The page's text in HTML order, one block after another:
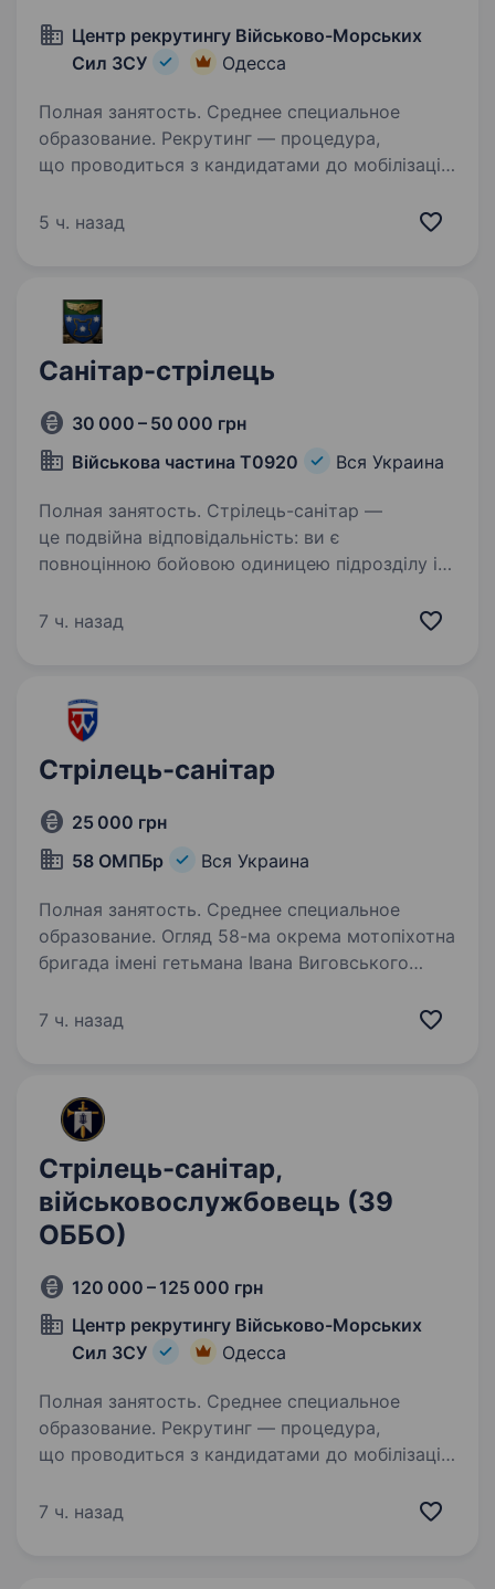
Центр рекрутингу Військово-Морських
Сил ЗСУ
Одесса
Полная занятость. Среднее специальное
образование. Рекрутинг — процедура,
що проводиться з кандидатами до мобілізації!
можливість обрати місце служби та отримати
5 ч. назад
Санітар-стрілець
30 000 – 50 000 грн
Військова частина Т0920
Вся Украина
Полная занятость. Стрілець-санітар —
це подвійна відповідальність: ви є
повноцінною бойовою одиницею підрозділу і
побратимам у разі поранення. Вимоги:
7 ч. назад
Стрілець-санітар
25 000 грн
58 ОМПБр
Вся Украина
Полная занятость. Среднее специальное
образование. Огляд 58-ма окрема мотопіхотна
бригада імені гетьмана Івана Виговського
українського народу. Бойовий шлях підрозділу
7 ч. назад
Стрілець-санітар,
військовослужбовець (39
ОББО)
120 000 – 125 000 грн
Центр рекрутингу Військово-Морських
Сил ЗСУ
Одесса
Полная занятость. Среднее специальное
образование. Рекрутинг — процедура,
що проводиться з кандидатами до мобілізації!
можливість обрати місце служби та отримати
7 ч. назад